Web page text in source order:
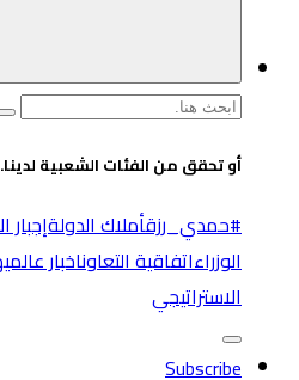
البحث
أو تحقق من الفئات الشعبية
#حمدي_رزقأملاك الدولةإجبار
الوزراءاتفاقية التعاوناخبار
الاستراتيجي
Subscribe